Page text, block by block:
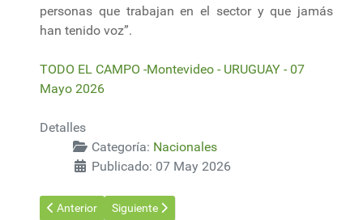
personas que trabajan en el sector y que jamás
han tenido voz”.
TODO EL CAMPO -Montevideo - URUGUAY - 07
Mayo 2026
Detalles
Categoría: Nacionales
Publicado: 07 May 2026
Artículo anterior: Plan de contención de la plaga Picudo Rojo
Anterior Artículo siguiente: El negocio de la extinción: El
Siguiente